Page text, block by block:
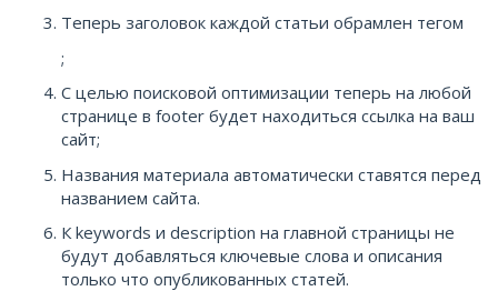
Теперь заголовок каждой статьи обрамлен тегом
;
С целью поисковой оптимизации теперь на любой
странице в footer будет находиться ссылка на ваш
сайт;
Названия материала автоматически ставятся перед
названием сайта.
К keywords и description на главной страницы не
будут добавляться ключевые слова и описания
только что опубликованных статей.